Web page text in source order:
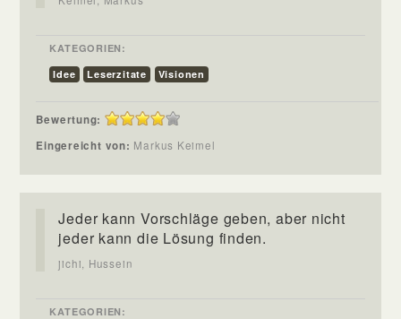
KATEGORIEN:
Idee
Leserzitate Visionen
Bewertung:
Eingereicht von: Markus Keimel
Jeder kann Vorschläge geben, aber nicht
jeder kann die Lösung finden.
jichi, Hussein
KATEGORIEN: